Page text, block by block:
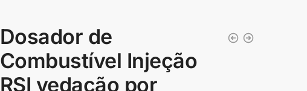
Dosador de
Combustível Injeção
RSI vedação por